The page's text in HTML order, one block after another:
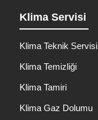
Klima Servisi
Klima Teknik Servisi
Klima Temizliği
Klima Tamiri
Klima Gaz Dolumu